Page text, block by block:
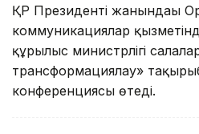
ҚР Президенті жанындағы
коммуникациялар
құрылыс министрлігі
трансформациялау»
конференциясы өтеді.